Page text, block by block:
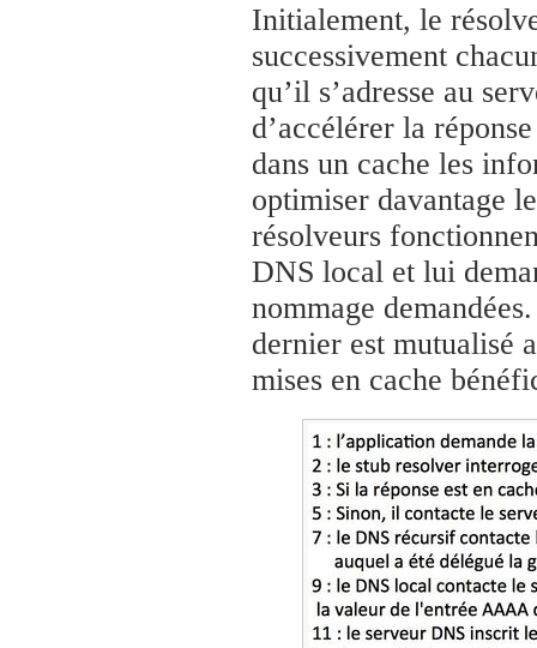
Initialement, le
successivement
qu’il s’adresse au
d’accélérer la
dans un cache les
optimiser davantage
résolveurs
DNS local et lui
nommage
dernier est mutualisé
mises en cache